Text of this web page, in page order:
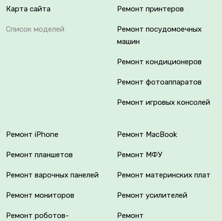
Карта сайта
Список моделей
Ремонт принтеров
Ремонт посудомоечных
машин
Ремонт кондиционеров
Ремонт фотоаппаратов
Ремонт игровых консолей
Ремонт iPhone
Ремонт планшетов
Ремонт варочных панелей
Ремонт мониторов
Ремонт роботов-
Ремонт MacBook
Ремонт МФУ
Ремонт материнских плат
Ремонт усилителей
Ремонт